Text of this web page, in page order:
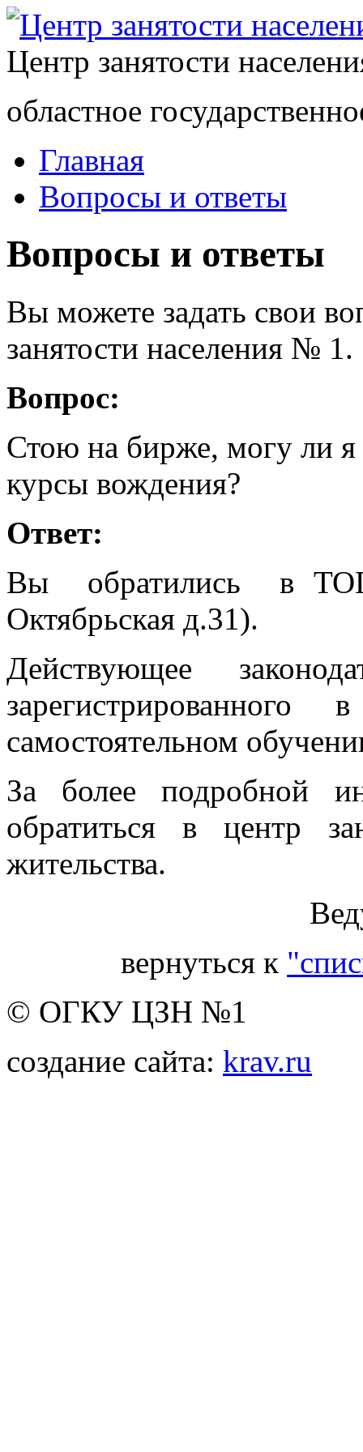
Центр занятости
областное
Главная
Вопросы и ответы
Вопросы и ответы
Вы можете задать свои
занятости населения № 1.
Вопрос:
Стою на бирже, могу ли я
курсы вождения?
Ответ:
Вы обратились в
Октябрьская д.31).
Действующее
самостоятельном
За более подробной
обратиться в центр
жительства.
вернуться к
© ОГКУ ЦЗН №1
создание сайта: krav.ru